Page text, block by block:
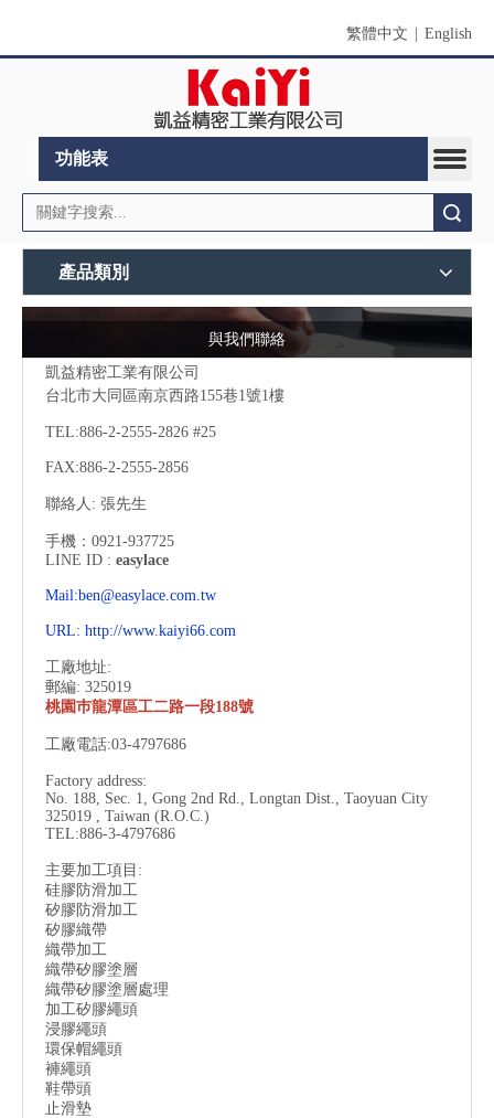
繁體中文 English
功能表
產品類別
與我們聯絡
凱益精密工業有限公司
台北市大同區南京西路155巷1號1樓
TEL:886-2-2555-2826 #25
FAX:886-2-2555-2856
聯絡人: 張先生
手機：0921-937725
LINE ID : easylace
Mail:ben@easylace.com.tw
URL: http://www.kaiyi66.com
工廠地址:
郵編: 325019
桃園巿龍潭區工二路一段188號
工廠電話:03-4797686
Factory address:
No. 188, Sec. 1, Gong 2nd Rd., Longtan Dist., Taoyuan City
325019 , Taiwan (R.O.C.)
TEL:886-3-4797686
主要加工項目:
硅膠防滑加工
矽膠防滑加工
矽膠織帶
織帶加工
織帶矽膠塗層
織帶矽膠塗層處理
加工矽膠繩頭
浸膠繩頭
環保帽繩頭
褲繩頭
鞋帶頭
止滑墊